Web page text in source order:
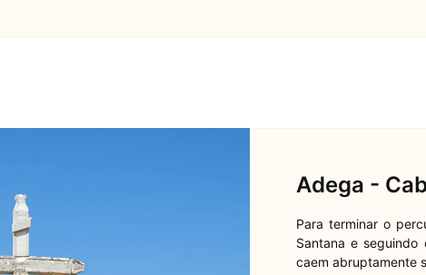
Adega -
Para terminar o
Santana e
caem abruptamente